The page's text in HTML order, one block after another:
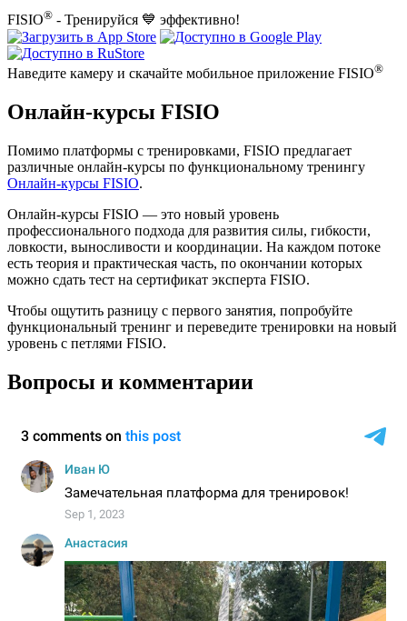
FISIO® - Тренируйся 💙 эффективно!
Наведите камеру и скачайте мобильное приложение FISIO®
Онлайн-курсы FISIO
Помимо платформы с тренировками, FISIO предлагает
различные онлайн-курсы по функциональному тренингу
Онлайн-курсы FISIO.
Онлайн-курсы FISIO — это новый уровень
профессионального подхода для развития силы, гибкости,
ловкости, выносливости и координации. На каждом потоке
есть теория и практическая часть, по окончании которых
можно сдать тест на сертификат эксперта FISIO.
Чтобы ощутить разницу с первого занятия, попробуйте
функциональный тренинг и переведите тренировки на новый
уровень с петлями FISIO.
Вопросы и комментарии